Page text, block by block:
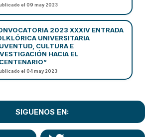
el 09 may 2023
2023 XXXIV ENTRADA
UNIVERSITARIA
CULTURA E
HACIA EL
el 04 may 2023
SIGUENOS EN: